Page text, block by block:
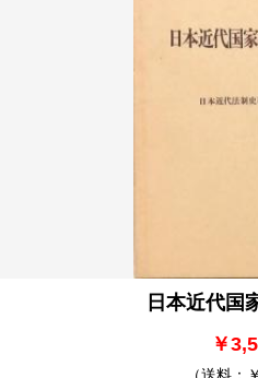
日本近代国
￥